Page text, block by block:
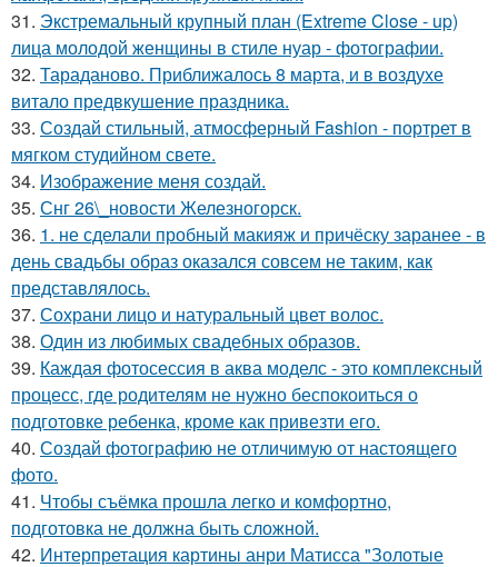
31. Экстремальный крупный план (Extreme Close - up)
лица молодой женщины в стиле нуар - фотографии.
32. Тараданово. Приближалось 8 марта, и в воздухе
витало предвкушение праздника.
33. Создай стильный, атмосферный Fashion - портрет в
мягком студийном свете.
34. Изображение меня создай.
35. Снг 26\_новости Железногорск.
36. 1. не сделали пробный макияж и причёску заранее - в
день свадьбы образ оказался совсем не таким, как
представлялось.
37. Сохрани лицо и натуральный цвет волос.
38. Один из любимых свадебных образов.
39. Каждая фотосессия в аква моделс - это комплексный
процесс, где родителям не нужно беспокоиться о
подготовке ребенка, кроме как привезти его.
40. Создай фотографию не отличимую от настоящего
фото.
41. Чтобы съёмка прошла легко и комфортно,
подготовка не должна быть сложной.
42. Интерпретация картины анри Матисса "Золотые